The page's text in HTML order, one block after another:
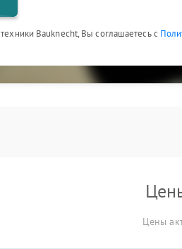
Bauknecht, Вы соглашаетесь с
Цены